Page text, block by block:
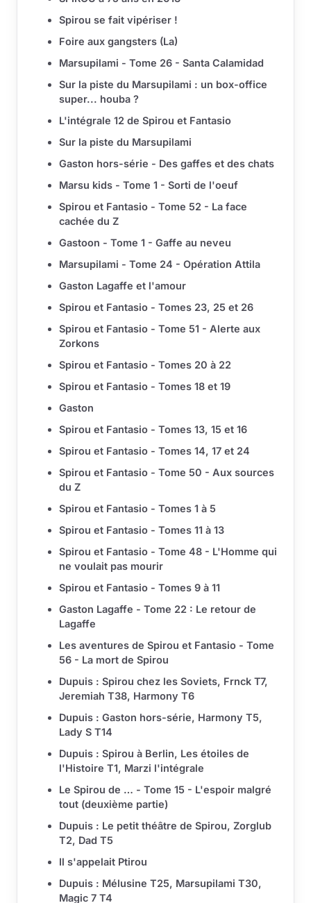
Spirou se fait vipériser !
Foire aux gangsters (La)
Marsupilami - Tome 26 - Santa Calamidad
Sur la piste du Marsupilami : un box-office
super... houba ?
L'intégrale 12 de Spirou et Fantasio
Sur la piste du Marsupilami
Gaston hors-série - Des gaffes et des chats
Marsu kids - Tome 1 - Sorti de l'oeuf
Spirou et Fantasio - Tome 52 - La face
cachée du Z
Gastoon - Tome 1 - Gaffe au neveu
Marsupilami - Tome 24 - Opération Attila
Gaston Lagaffe et l'amour
Spirou et Fantasio - Tomes 23, 25 et 26
Spirou et Fantasio - Tome 51 - Alerte aux
Zorkons
Spirou et Fantasio - Tomes 20 à 22
Spirou et Fantasio - Tomes 18 et 19
Gaston
Spirou et Fantasio - Tomes 13, 15 et 16
Spirou et Fantasio - Tomes 14, 17 et 24
Spirou et Fantasio - Tome 50 - Aux sources
du Z
Spirou et Fantasio - Tomes 1 à 5
Spirou et Fantasio - Tomes 11 à 13
Spirou et Fantasio - Tome 48 - L'Homme qui
ne voulait pas mourir
Spirou et Fantasio - Tomes 9 à 11
Gaston Lagaffe - Tome 22 : Le retour de
Lagaffe
Les aventures de Spirou et Fantasio - Tome
56 - La mort de Spirou
Dupuis : Spirou chez les Soviets, Frnck T7,
Jeremiah T38, Harmony T6
Dupuis : Gaston hors-série, Harmony T5,
Lady S T14
Dupuis : Spirou à Berlin, Les étoiles de
l'Histoire T1, Marzi l'intégrale
Le Spirou de … - Tome 15 - L'espoir malgré
tout (deuxième partie)
Dupuis : Le petit théâtre de Spirou, Zorglub
T2, Dad T5
Il s'appelait Ptirou
Dupuis : Mélusine T25, Marsupilami T30,
Magic 7 T4